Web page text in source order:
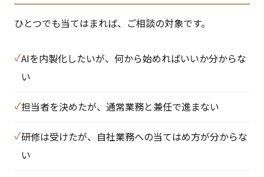
ひとつでも当てはまれば、ご相談の対象です。
AIを内製化したいが、何から始めればいいか分からな
い
担当者を決めたが、通常業務と兼任で進まない
研修は受けたが、自社業務への当てはめ方が分からな
い